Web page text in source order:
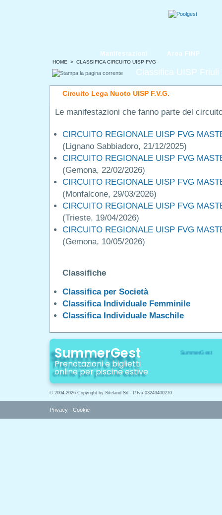
HOME > CLASSIFICA CIRCUITO UISP FVG
Manifestazioni Area FINP
HOME > CLASSIFICA CIRCUITO UISP FVG
Classifica UISP Friuli
Circuito Lega Nuoto UISP F.V.G.
Le manifestazioni che fanno parte del
CIRCUITO REGIONALE UISP FVG
(Lignano Sabbiadoro, 21/12/2025)
CIRCUITO REGIONALE UISP FVG
(Gemona, 22/02/2026)
CIRCUITO REGIONALE UISP FVG
(Monfalcone, 29/03/2026)
CIRCUITO REGIONALE UISP FVG
(Trieste, 19/04/2026)
CIRCUITO REGIONALE UISP FVG
(Gemona, 10/05/2026)
Classifiche
Classifica per Società
Classifica Individuale Femminile
Classifica Individuale Maschile
SummerGest
Prenotazioni e biglietti
online per piscine estive
© 2004-2026 Copyright by Siteland Srl - P.Iva 03249400270
Privacy - Cookie